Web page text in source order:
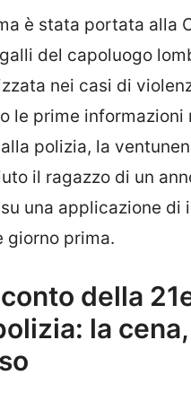
è stata portata alla
del capoluogo
nei casi di
le prime informazioni
polizia, la
il ragazzo di un
una applicazione di
giorno prima.
della
la